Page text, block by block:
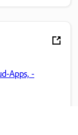
Apps, -